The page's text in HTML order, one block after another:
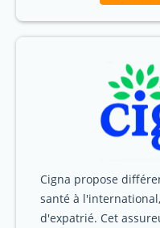
Cigna propose
santé à
d'expatrié. Cet